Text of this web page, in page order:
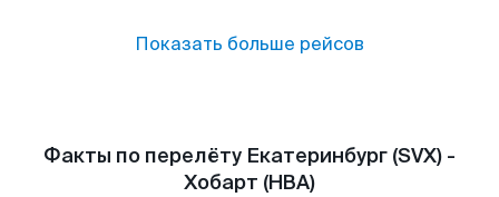
Показать больше рейсов
Факты по перелёту Екатеринбург (SVX) -
Хобарт (HBA)